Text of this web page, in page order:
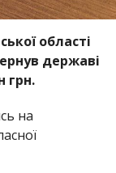
області
державі
грн.
на